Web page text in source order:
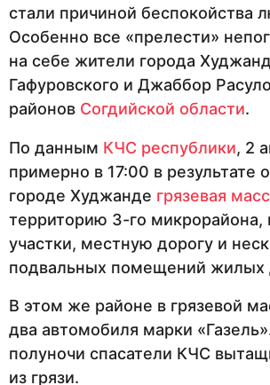
стали причиной беспокойства
Особенно все «прелести»
на себе жители города
Гафуровского и Джаббор
районов Согдийской области.
По данным КЧС республики, 2
примерно в 17:00 в результате
городе Худжанде грязевая
территорию 3-го микрорайона,
участки, местную дорогу и
подвальных помещений жилых
В этом же районе в грязевой
два автомобиля марки
полуночи спасатели КЧС
из грязи.